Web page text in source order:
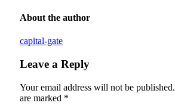
About the author
capital-gate
Leave a Reply
Your email address will not be published.
are marked *